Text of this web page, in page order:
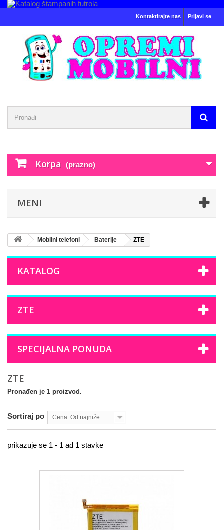
Prijavi se
Kontaktirajte nas
Korpa (prazno)
MENI
Mobilni telefoni Baterije ZTE
KATALOG
ZTE
SPECIJALNA PONUDA
ZTE
Pronađen je 1 proizvod.
Sortiraj po Cena: Od najniže
prikazuje se 1 - 1 ad 1 stavke